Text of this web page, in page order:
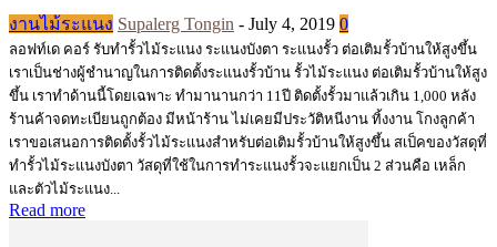
งานไม้ระแนง Supalerg Tongin - July 4, 2019 0
ลอฟท์เด คอร์ รับทำรั้วไม้ระแนง ระแนงบังตา ระแนงรั้ว ต่อเติมรั้วบ้านให้สูงขึ้น
เราเป็นช่างผู้ชำนาญในการติดตั้งระแนงรั้วบ้าน รั้วไม้ระแนง ต่อเติมรั้วบ้านให้สูง
ขึ้น เราทำด้านนี้โดยเฉพาะ ทำมานานกว่า 11ปี ติดตั้งรั้วมาแล้วเกิน 1,000 หลัง
ร้านค้าจดทะเบียนถูกต้อง มีหน้าร้าน ไม่เคยมีประวัติหนีงาน ทิ้งงาน โกงลูกค้า
เราขอเสนอการติดตั้งรั้วไม้ระแนงสำหรับต่อเติมรั้วบ้านให้สูงขึ้น สเป็คของวัสดุที่
ทำรั้วไม้ระแนงบังตา วัสดุที่ใช้ในการทำระแนงรั้วจะแยกเป็น 2 ส่วนคือ เหล็ก
และตัวไม้ระแนง...
Read more